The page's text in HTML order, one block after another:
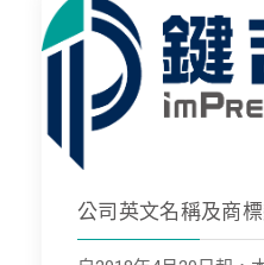
公司英文名稱及商